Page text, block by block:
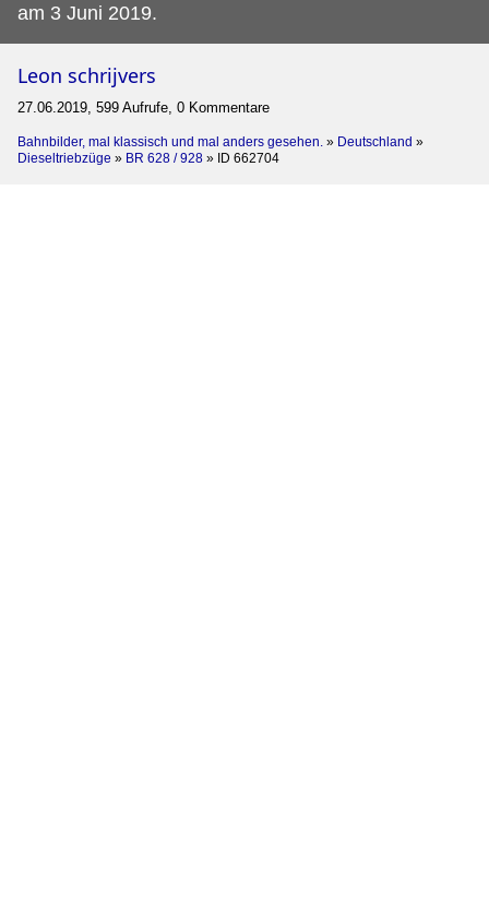
am 3 Juni 2019.
Leon schrijvers
27.06.2019, 599 Aufrufe, 0 Kommentare
Bahnbilder, mal klassisch und mal anders gesehen. » Deutschland »
Dieseltriebzüge » BR 628 / 928 » ID 662704